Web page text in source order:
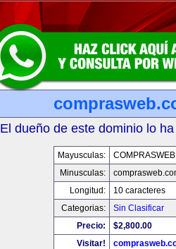
El dueño de este dominio lo
Mayusculas:
Minusculas:
Longitud:
10 caracteres
Categorias:
Sin Clasificar
Precio:
$2,800.00
Visitar!